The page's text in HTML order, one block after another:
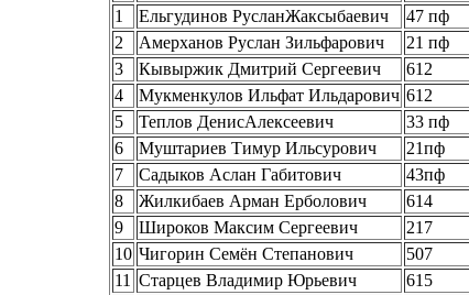
1
Ельгудинов РусланЖаксыбаевич 47 пф
2
Амерханов Руслан Зильфарович 21 пф
3
Кывыржик Дмитрий Сергеевич 612
4
Мукменкулов Ильфат Ильдарович 612
5
Теплов ДенисАлексеевич 33 пф
6
Муштариев Тимур Ильсурович 21пф
7
Садыков Аслан Габитович 43пф
8
Жилкибаев Арман Ерболович 614
9
Широков Максим Сергеевич 217
10 Чигорин Семён Степанович 507
11 Старцев Владимир Юрьевич 615